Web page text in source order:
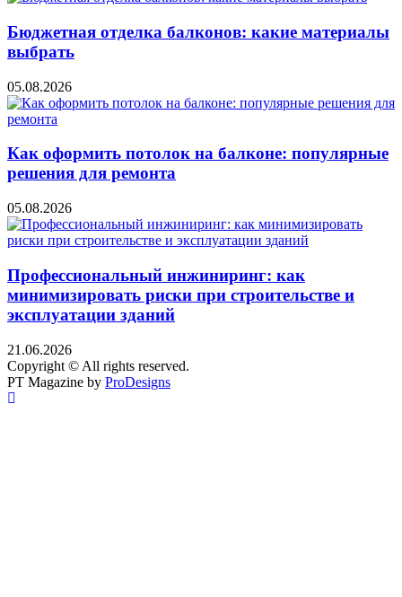
Бюджетная отделка балконов: какие материалы
выбрать
05.08.2026
Как оформить потолок на балконе: популярные
решения для ремонта
05.08.2026
Профессиональный инжиниринг: как
минимизировать риски при строительстве и
эксплуатации зданий
21.06.2026
Copyright © All rights reserved.
PT Magazine by ProDesigns